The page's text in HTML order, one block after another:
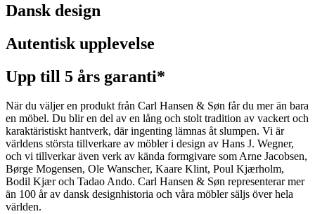
Dansk design
Autentisk upplevelse
Upp till 5 års garanti*
När du väljer en produkt från Carl Hansen & Søn får du mer än bara
en möbel. Du blir en del av en lång och stolt tradition av vackert och
karaktäristiskt hantverk, där ingenting lämnas åt slumpen. Vi är
världens största tillverkare av möbler i design av Hans J. Wegner,
och vi tillverkar även verk av kända formgivare som Arne Jacobsen,
Børge Mogensen, Ole Wanscher, Kaare Klint, Poul Kjærholm,
Bodil Kjær och Tadao Ando. Carl Hansen & Søn representerar mer
än 100 år av dansk designhistoria och våra möbler säljs över hela
världen.